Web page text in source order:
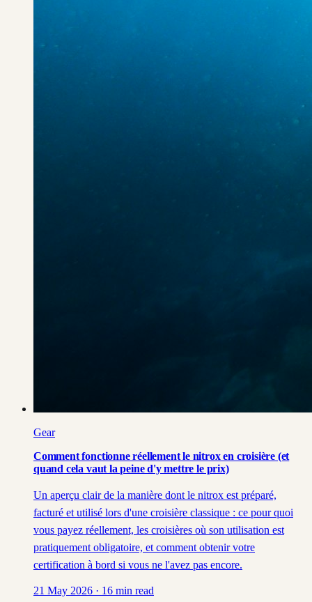
Gear
Comment fonctionne réellement le nitrox en croisière (et
quand cela vaut la peine d'y mettre le prix)
Un aperçu clair de la manière dont le nitrox est préparé,
facturé et utilisé lors d'une croisière classique : ce pour quoi
vous payez réellement, les croisières où son utilisation est
pratiquement obligatoire, et comment obtenir votre
certification à bord si vous ne l'avez pas encore.
21 May 2026 · 16 min read